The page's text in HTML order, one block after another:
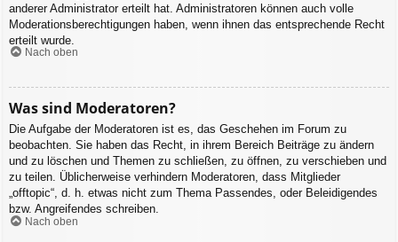
anderer Administrator erteilt hat. Administratoren können auch volle
Moderationsberechtigungen haben, wenn ihnen das entsprechende Recht
erteilt wurde.
Nach oben
Was sind Moderatoren?
Die Aufgabe der Moderatoren ist es, das Geschehen im Forum zu
beobachten. Sie haben das Recht, in ihrem Bereich Beiträge zu ändern
und zu löschen und Themen zu schließen, zu öffnen, zu verschieben und
zu teilen. Üblicherweise verhindern Moderatoren, dass Mitglieder
„offtopic“, d. h. etwas nicht zum Thema Passendes, oder Beleidigendes
bzw. Angreifendes schreiben.
Nach oben